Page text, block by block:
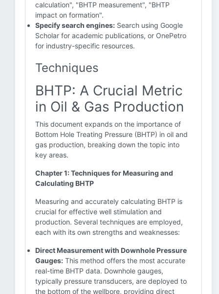
calculation", "BHTP measurement", "BHTP
impact on formation".
Specify search engines: Search using Google
Scholar for academic publications, or OnePetro
for industry-specific resources.
Techniques
BHTP: A Crucial Metric
in Oil & Gas Production
This document expands on the importance of
Bottom Hole Treating Pressure (BHTP) in oil and
gas production, breaking down the topic into
key areas.
Chapter 1: Techniques for Measuring and
Calculating BHTP
Measuring and accurately calculating BHTP is
crucial for effective well stimulation and
production. Several techniques are employed,
each with its own strengths and weaknesses:
Direct Measurement with Downhole Pressure
Gauges: This method offers the most accurate
real-time BHTP data. Downhole gauges,
typically pressure transducers, are deployed to
the bottom of the wellbore, providing direct